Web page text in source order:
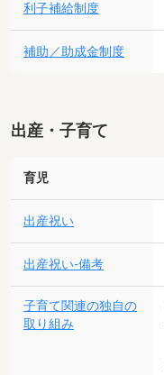
利子補給制度
補助／助成金制度
出産・子育て
育児
出産祝い
出産祝い-備考
子育て関連の独自の
取り組み